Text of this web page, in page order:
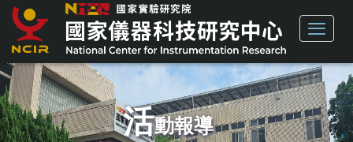
活動報導